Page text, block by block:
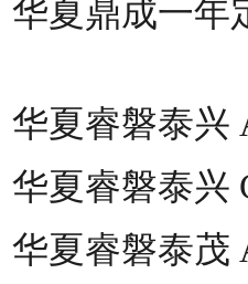
华夏鼎成一年
华夏睿磐泰兴
华夏睿磐泰兴
华夏睿磐泰茂